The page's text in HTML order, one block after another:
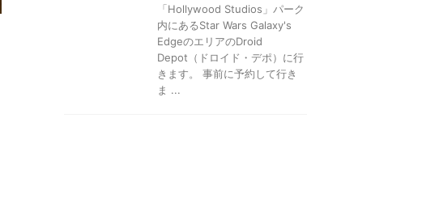
「Hollywood Studios」パーク
内にあるStar Wars Galaxy's
EdgeのエリアのDroid
Depot（ドロイド・デポ）に行
きます。 事前に予約して行き
ま ...